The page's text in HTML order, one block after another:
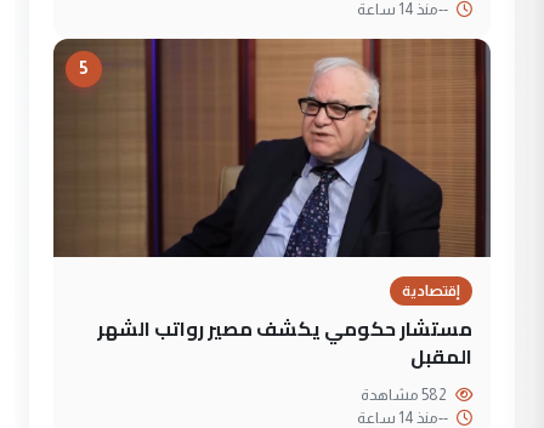
--منذ 14 ساعة
5
إقتصادية
مستشار حكومي يكشف مصير رواتب الشهر
المقبل
--منذ 14 ساعة